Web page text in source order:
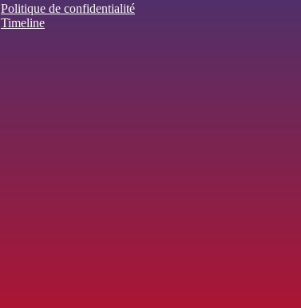
Politique de confidentialité
Timeline